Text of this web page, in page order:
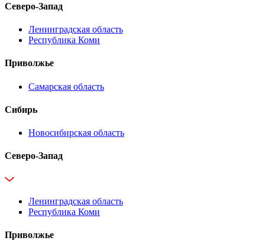
Северо-Запад
Ленинградская область
Республика Коми
Приволжье
Самарская область
Сибирь
Новосибирская область
Северо-Запад
Ленинградская область
Республика Коми
Приволжье